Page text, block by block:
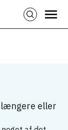
længere eller